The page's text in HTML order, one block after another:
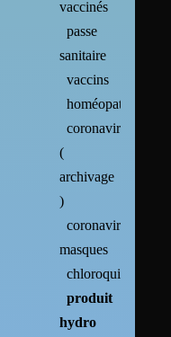
vaccinés
passe
sanitaire
vaccins
homéopathie
coronavirus
(
archivage
)
coronavirus :
masques
chloroquine
produit
hydro